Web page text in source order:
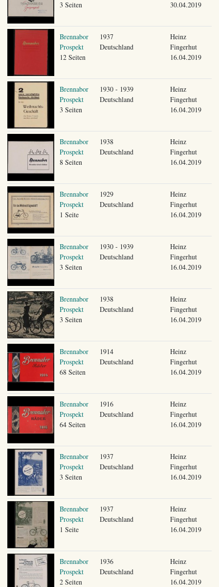
3 Seiten
30.04.2019
Brennabor
Prospekt
12 Seiten
1937
Deutschland
Heinz
Fingerhut
16.04.2019
Brennabor
Prospekt
3 Seiten
1930 - 1939
Deutschland
Heinz
Fingerhut
16.04.2019
Brennabor
Prospekt
8 Seiten
1938
Deutschland
Heinz
Fingerhut
16.04.2019
Brennabor
Prospekt
1 Seite
1929
Deutschland
Heinz
Fingerhut
16.04.2019
Brennabor
Prospekt
3 Seiten
1930 - 1939
Deutschland
Heinz
Fingerhut
16.04.2019
Brennabor
Prospekt
3 Seiten
1938
Deutschland
Heinz
Fingerhut
16.04.2019
Brennabor
Prospekt
68 Seiten
1914
Deutschland
Heinz
Fingerhut
16.04.2019
Brennabor
Prospekt
64 Seiten
1916
Deutschland
Heinz
Fingerhut
16.04.2019
Brennabor
Prospekt
3 Seiten
1937
Deutschland
Heinz
Fingerhut
16.04.2019
Brennabor
Prospekt
1 Seite
1937
Deutschland
Heinz
Fingerhut
16.04.2019
Brennabor
Prospekt
2 Seiten
1936
Deutschland
Heinz
Fingerhut
16.04.2019